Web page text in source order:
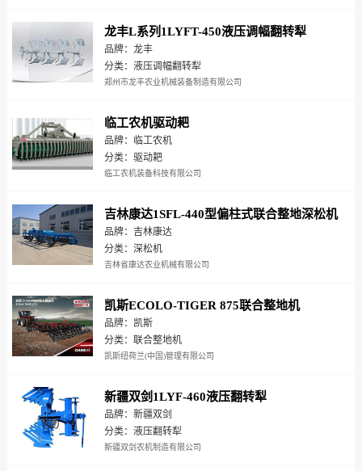
龙丰L系列1LYFT-450液压调幅翻转犁
品牌：龙丰
分类：液压调幅翻转犁
郑州市龙丰农业机械装备制造有限公司
临工农机驱动耙
品牌：临工农机
分类：驱动耙
临工农机装备科技有限公司
吉林康达1SFL-440型偏柱式联合整地深松机
品牌：吉林康达
分类：深松机
吉林省康达农业机械有限公司
凯斯ECOLO-TIGER 875联合整地机
品牌：凯斯
分类：联合整地机
凯斯纽荷兰(中国)管理有限公司
新疆双剑1LYF-460液压翻转犁
品牌：新疆双剑
分类：液压翻转犁
新疆双剑农机制造有限公司